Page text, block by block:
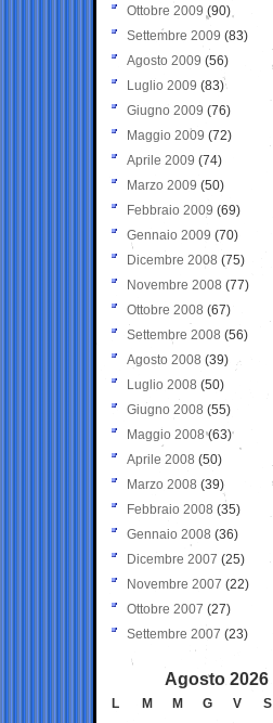
Ottobre 2009 (90)
Settembre 2009 (83)
Agosto 2009 (56)
Luglio 2009 (83)
Giugno 2009 (76)
Maggio 2009 (72)
Aprile 2009 (74)
Marzo 2009 (50)
Febbraio 2009 (69)
Gennaio 2009 (70)
Dicembre 2008 (75)
Novembre 2008 (77)
Ottobre 2008 (67)
Settembre 2008 (56)
Agosto 2008 (39)
Luglio 2008 (50)
Giugno 2008 (55)
Maggio 2008(63)
Aprile 2008 (50)
Marzo 2008 (39)
Febbraio 2008 (35)
Gennaio 2008 (36)
Dicembre 2007 (25)
Novembre 2007 (22)
Ottobre 2007 (27)
Settembre 2007 (23)
Agosto 2026
L M M G V S